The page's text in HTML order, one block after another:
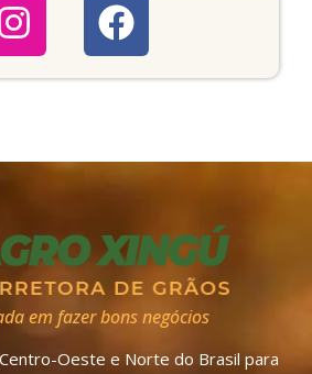
em fazer bons negócios
Oeste e Norte do Brasil para